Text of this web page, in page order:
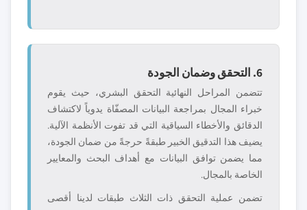
6. التحقق وضمان الجودة
تتضمن المراحل النهائية التحقق البشري، حيث يقوم
خبراء المجال بمراجعة البيانات المصفّاة يدوياً لاكتشاف
الدقائق والأخطاء السياقية التي قد تفوت الأنظمة الآلية.
يضيف هذا التدقيق الخبير طبقةً حرجةً من ضمان الجودة،
مما يضمن توافق البيانات مع أهداف البحث والمعايير
الخاصة بالمجال.
تضمن عملية التحقق ذات الثلاث طبقات لدينا أقصى